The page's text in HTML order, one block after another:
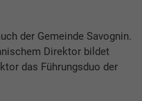
der Gemeinde Savognin.
Direktor bildet
das Führungsduo der